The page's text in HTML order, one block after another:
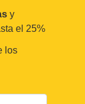
y
el 25%
los